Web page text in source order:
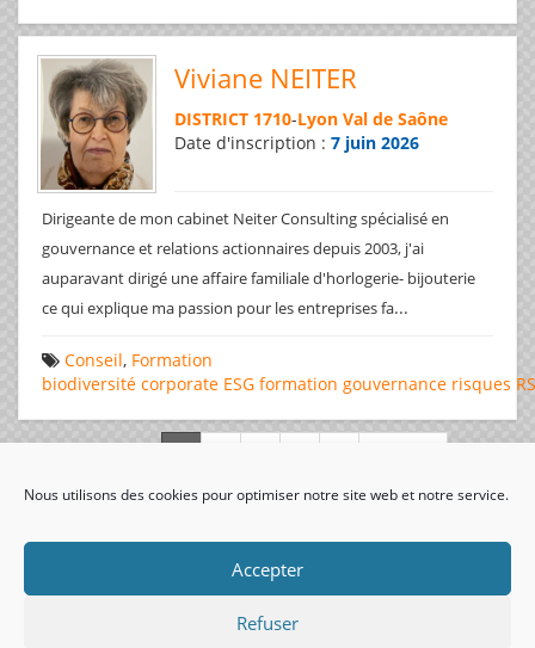
Nous utilisons des cookies pour optimiser notre site web et notre service.
Accepter
Refuser
Viviane NEITER
DISTRICT 1710-Lyon Val de Saône
Date d'inscription : 7 juin 2026
Dirigeante de mon cabinet Neiter Consulting spécialisé en
gouvernance et relations actionnaires depuis 2003, j'ai
auparavant dirigé une affaire familiale d'horlogerie- bijouterie
ce qui explique ma passion pour les entreprises fa...
Conseil, Formation
biodiversité corporate ESG formation gouvernance risques
visiteurs uniques: